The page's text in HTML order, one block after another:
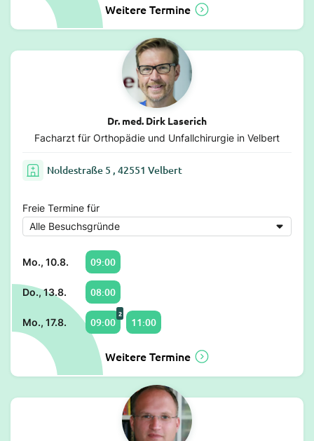
Weitere Termine
Dr. med. Dirk Laserich
Facharzt für Orthopädie und Unfallchirurgie in Velbert
Noldestraße 5 , 42551 Velbert
Freie Termine für
Mo., 10.8. 09:00
Do., 13.8. 08:00
Mo., 17.8. 09:00
2
11:00
Weitere Termine